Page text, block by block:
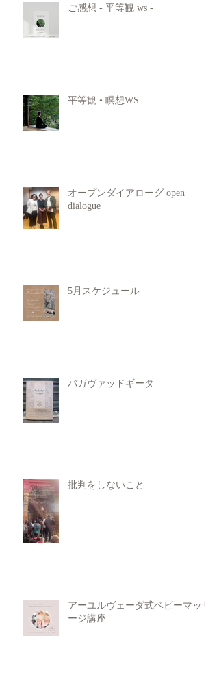
ご感想 - 平等観 ws -
平等観 • 瞑想WS
オープンダイアローグ open
dialogue
5月スケジュール
バガヴァッドギータ
批判をしないこと
アーユルヴェーダ式ベビーマッサ
ージ講座